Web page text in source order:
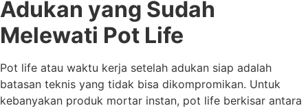
Adukan yang Sudah
Melewati Pot Life
Pot life atau waktu kerja setelah adukan siap adalah
batasan teknis yang tidak bisa dikompromikan. Untuk
kebanyakan produk mortar instan, pot life berkisar antara